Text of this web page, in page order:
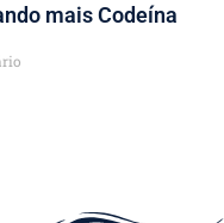
mais Codeína